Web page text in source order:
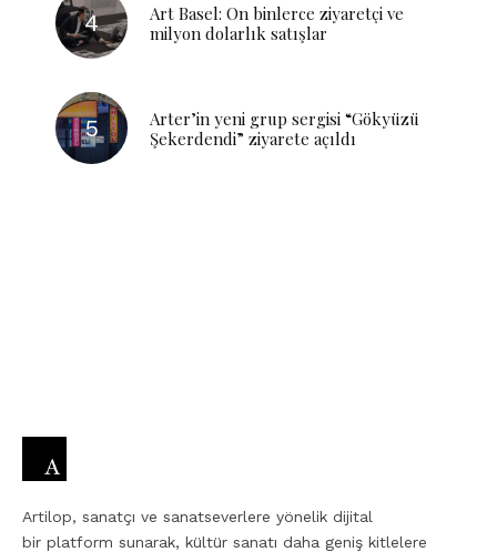
Art Basel: On binlerce ziyaretçi ve
milyon dolarlık satışlar
Arter’in yeni grup sergisi “Gökyüzü
Şekerdendi” ziyarete açıldı
Artilop, sanatçı ve sanatseverlere yönelik dijital
bir platform sunarak, kültür sanatı daha geniş kitlelere